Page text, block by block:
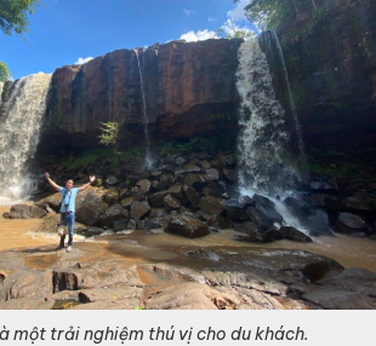
một trải nghiệm thú vị cho du khách.